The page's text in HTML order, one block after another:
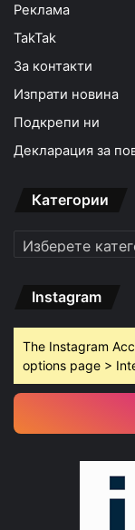
Реклама
TakTak
За контакти
Изпрати новина
Подкрепи ни
Декларация за
Категории
Категории
Instagram
The Instagram
options page >